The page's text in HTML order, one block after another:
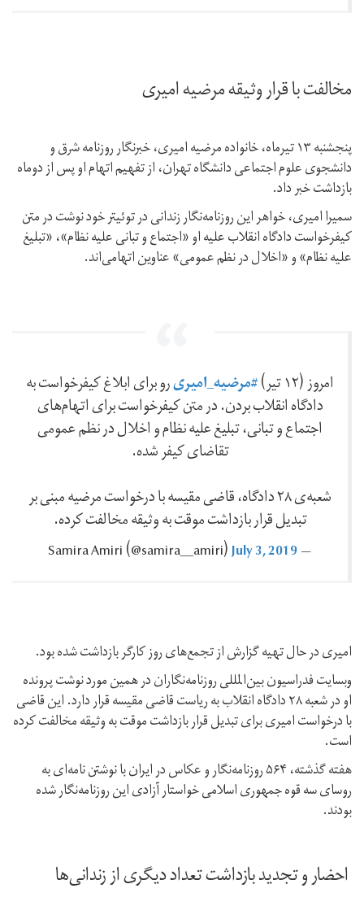
مخالفت با قرار وثیقه مرضیه امیری
پنجشنبه ۱۳ تیرماه،‌ خانواده مرضیه امیری،‌ خبرنگار روزنامه شرق و
دانشجوی علوم اجتماعی دانشگاه تهران، از تفهیم اتهام او پس از دوماه
بازداشت خبر داد.
سمیرا امیری، خواهر این روزنامه‌نگار زندانی در توئیتر خود نوشت در متن
کیفرخواست دادگاه انقلاب علیه او «اجتماع و تبانی علیه نظام»،‌ «تبلیغ
علیه نظام» و «اخلال در نظم عمومی» عناوین اتهامی‌اند.
امروز (۱۲ تیر) #مرضیه_امیریرو برای ابلاغ کیفرخواست به
دادگاه انقلاب بردن. در متن کیفرخواست برای اتهام‌های
اجتماع و تبانی، تبلیغ علیه نظام و اخلال در نظم عمومی
تقاضای کیفر شده.
شعبه‌ی ۲۸ دادگاه، قاضی مقیسه با درخواست مرضیه مبنی بر
تبدیل قرار بازداشت موقت به وثیقه مخالفت کرده.
— Samira Amiri ‪(@samira__amiri)‬
July 3, 2019
امیری در حال تهیه گزارش از تجمع‌های روز کارگر بازداشت شده بود.
وبسایت فدراسیون بین‌المللی روزنامه‌نگاران در همین مورد نوشت پرونده
او در شعبه ۲۸ دادگاه انقلاب به ریاست قاضی مقیسه قرار دارد. این قاضی‌
با درخواست امیری برای تبدیل قرار بازداشت موقت به وثیقه مخالفت کرده
است.
هفته گذشته،‌ ۵۶۴ روزنامه‌نگار و عکاس در ایران با نوشتن نامه‌ای به
روسای سه قوه جمهوری اسلامی خواستار آزادی این روزنامه‌نگار شده
بودند.
احضار و تجدید بازداشت تعداد دیگری از زندانی‌ها